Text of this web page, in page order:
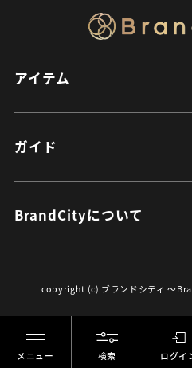
メニュー 検索 ログイ
ブランドで選ぶ
絞り
アイテム
ガイド
BrandCityについて
copyright (c) ブランドシティ ～